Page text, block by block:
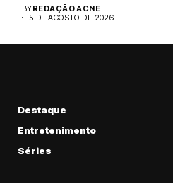
BYREDAÇÃO ACNE
5 DE AGOSTO DE 2026
Destaque
Entretenimento
Séries